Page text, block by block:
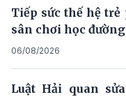
Tiếp sức thế hệ
sân chơi học đường
06/08/2026
Luật Hải quan